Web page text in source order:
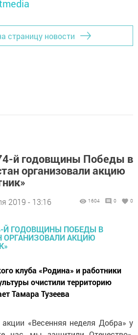
страницу новости
й годовщины Победы в
организовали акцию
2019 - 13:16 1604 0 0
клуба «Родина» и работники
очистили территорию
Тамара Тузеева
«Весенняя неделя Добра» у